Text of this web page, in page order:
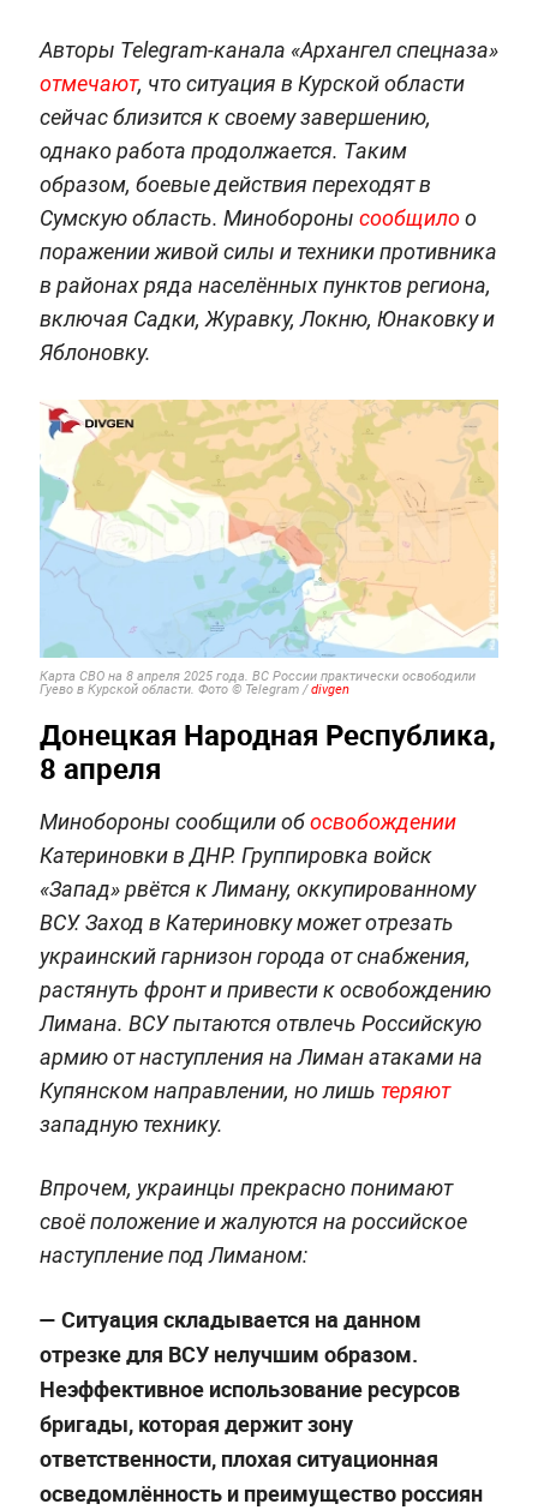
Авторы Telegram-канала «Архангел спецназа»
отмечают, что ситуация в Курской области
сейчас близится к своему завершению,
однако работа продолжается. Таким
образом, боевые действия переходят в
Сумскую область. Минобороны сообщилоо
поражении живой силы и техники противника
в районах ряда населённых пунктов региона,
включая Садки, Журавку, Локню, Юнаковку и
Яблоновку.
Карта СВО на 8 апреля 2025 года. ВС России практически освободили
Гуево в Курской области. Фото © Telegram /divgen
Донецкая Народная Республика,
8 апреля
Минобороны сообщили обосвобождении
Катериновки в ДНР. Группировка войск
«Запад» рвётся к Лиману, оккупированному
ВСУ. Заход в Катериновку может отрезать
украинский гарнизон города от снабжения,
растянуть фронт и привести к освобождению
Лимана. ВСУ пытаются отвлечь Российскую
армию от наступления на Лиман атаками на
Купянском направлении, но лишь теряют
западную технику.
Впрочем, украинцы прекрасно понимают
своё положение и жалуются на российское
наступление под Лиманом:
— Cитуация складывается на данном
отрезке для ВСУ нелучшим образом.
Неэффективное использование ресурсов
бригады, которая держит зону
ответственности, плохая ситуационная
осведомлённость и преимущество россиян